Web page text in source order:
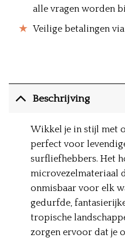
alle vragen worden
Veilige betalingen
Beschrijving
Wikkel je in stijl met
perfect voor
surfliefhebbers. Het
microvezelmateriaal
onmisbaar voor elk
gedurfde,
tropische
zorgen ervoor dat je